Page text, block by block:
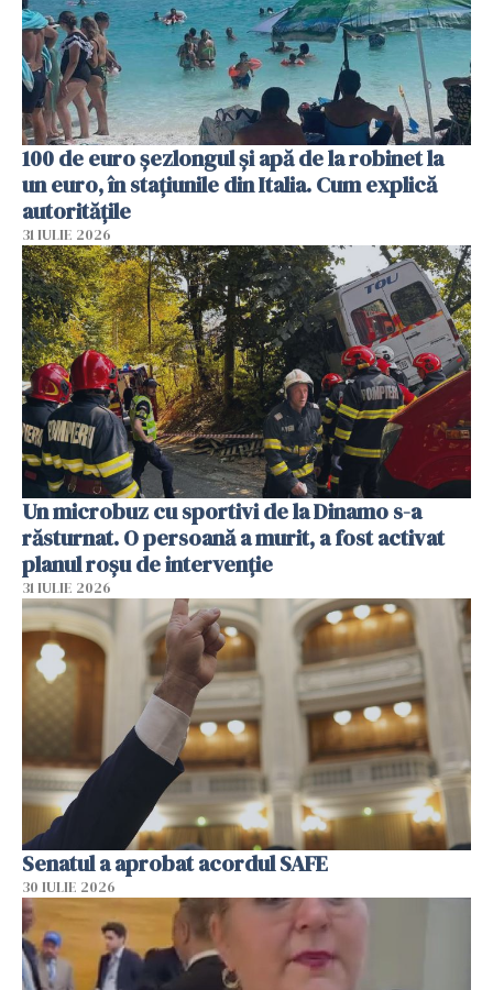
100 de euro șezlongul și apă de la robinet la
un euro, în stațiunile din Italia. Cum explică
autoritățile
31 IULIE 2026
Un microbuz cu sportivi de la Dinamo s-a
răsturnat. O persoană a murit, a fost activat
planul roșu de intervenție
31 IULIE 2026
Senatul a aprobat acordul SAFE
30 IULIE 2026